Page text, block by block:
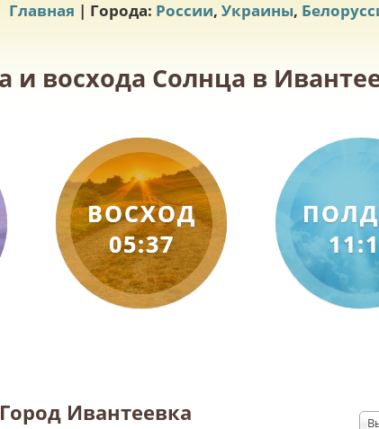
Главная | Города: России, Украины,
и восхода Солнца в
ВОСХОД
05:37
Город Ивантеевка